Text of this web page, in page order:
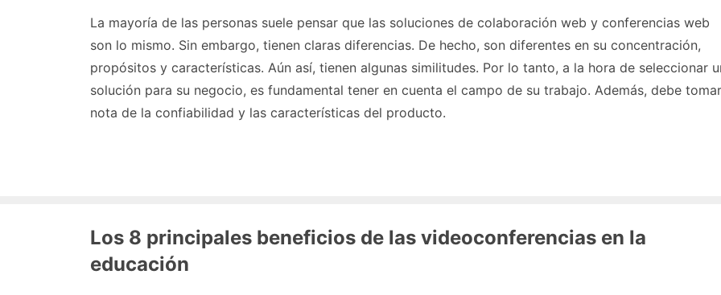
La mayoría de las personas suele pensar que las soluciones de colaboración web y conferencias web
son lo mismo. Sin embargo, tienen claras diferencias. De hecho, son diferentes en su concentración,
propósitos y características. Aún así, tienen algunas similitudes. Por lo tanto, a la hora de seleccionar
solución para su negocio, es fundamental tener en cuenta el campo de su trabajo. Además, debe tomar
nota de la confiabilidad y las características del producto.
Los 8 principales beneficios de las videoconferencias en la
educación